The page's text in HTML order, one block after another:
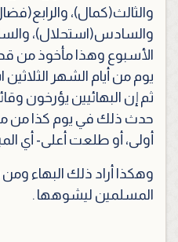
والثالث(كمال)،
والسادس(استحلال)،
الأسبوع وهذا مأخوذ من
يوم من أيام الشهر
ثم إن البهائيين يؤرخون
حدث ذلك في يوم كذا من
أولى، أو طلعت أعلى- أي
وهكذا أراد ذلك البهاء
المسلمين ليشوهها .